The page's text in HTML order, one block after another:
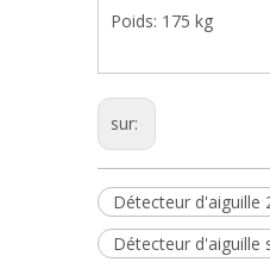
Poids: 175 kg
sur:
Détecteur d'aiguille
Détecteur d'aiguille